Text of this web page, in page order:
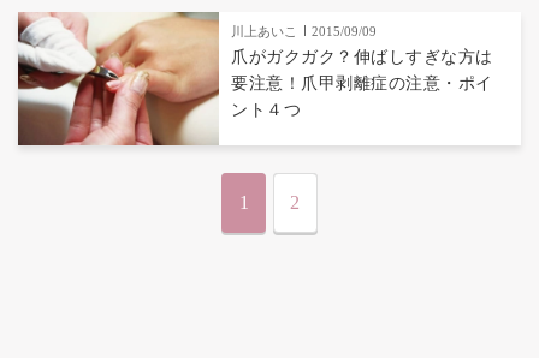
川上あいこ 2015/09/09
爪がガクガク？伸ばしすぎな方は
要注意！爪甲剥離症の注意・ポイ
ント４つ
1 2